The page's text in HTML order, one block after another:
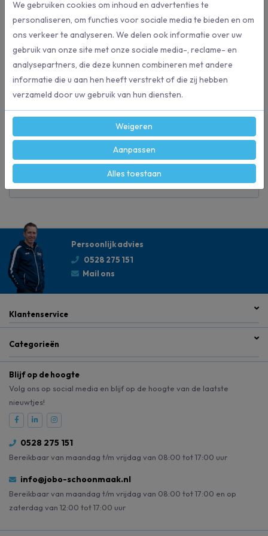
Specificaties
Merk sc johnson professional
Handreiniging
Persoonlijk advies
0528 275 151
Mail ons
Klantenservice
Categorieën
Blijf op de hoogte
Volg ons op social media en blijf op de hoogte van de laatste
nieuwtjes!
0528 275 151
Bereikbaar van maandag t/m vrijdag van 08:00 tot 17:00 uur
info@jobo-schoonmaak.nl
Bereikbaar van maandag t/m vrijdag van 08:00 tot 17:00 en op
zaterdag van 12:00 tot 17:00 uur
We gebruiken cookies om inhoud en advertenties te
personaliseren, om functies voor sociale media te bieden en om
ons verkeer te analyseren. We delen ook informatie over uw
gebruik van onze site met onze sociale media-, reclame- en
analysepartners, die deze kunnen combineren met andere
informatie die u aan hen heeft verstrekt of die zij hebben
verzameld door uw gebruik van hun diensten.
Weigeren
Aanpassen
Alles toestaan